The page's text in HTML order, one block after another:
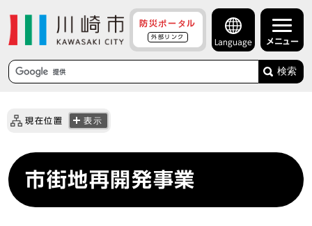
防災ポータル
外部リンク
Language メニュー
検索
現在位置 表示
市街地再開発事業